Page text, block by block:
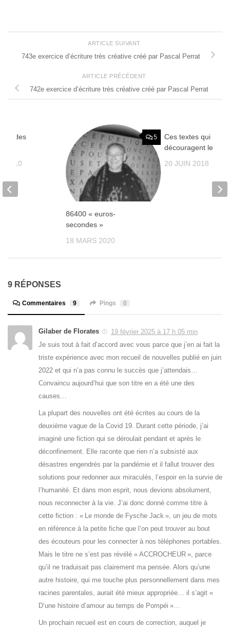
ARTICLE SUIVANT
743e exercice d’écriture très créative créé par Pascal Perrat
ARTICLE PRÉCÉDENT
742e exercice d’écriture très créative créé par Pascal Perrat
5
86400 « euros-
secondes »
18 MARS 2020
Ces textes qui
découragent le
20 JUIN 2018
des
2010
9 RÉPONSES
Commentaires 9 Pings 0
Gilaber de Florates
19 février 2025 à 17 h 05 min
Je suis tout à fait d’accord avec vous parce que j’en ai fait la
triste expérience avec mon recueil de nouvelles publié en juin
2022 et qui n’a pas connu le succès que j’attendais…
Convaincu aujourd’hui que son titre en a été une des
causes…
La plupart des nouvelles ont été écrites au cours de la
deuxième vague de la Covid 19. Durant cette période, j’ai
imaginé une fiction qui se déroulait pendant et après le
déconfinement. Elle raconte que rien n’a subsisté aux
désastres engendrés par la pandémie et il fallut trouver des
solutions pour redonner aux miraculés, l’espoir en la survie de
l’humanité. Et dans mon esprit, nous devions absolument,
nous reconnecter à la vie. J’ai donc donné comme titre à
cette fiction : « Le monde de Fysche Jack », un jeu de mots
en référence à la petite fiche que l’on peut trouver au bout
des écouteurs pour les connecter à nos téléphones portables.
Mais le titre ne s’est pas révélé « ACCROCHEUR », parce
qu’il ne traduisait pas clairement ma pensée. Alors qu’une
autre histoire, qui me touche plus personnellement dans mes
racines parentales, aurait été mieux appropriée… il s’agit «
D’une histoire d’amour au temps de Pompéi »…
Un prochain recueil est en cours de correction, auquel je